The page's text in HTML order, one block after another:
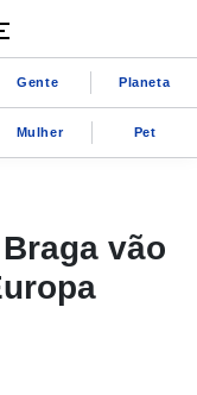
Gente Planeta
Mulher Pet
vão